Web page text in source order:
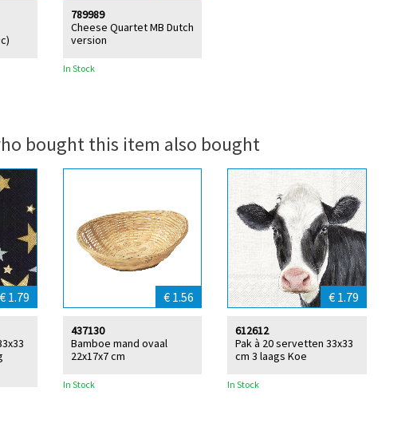
Cheese Quartet MB Dutch
version
789989
In Stock
bought this item also bought
€ 1.79 € 1.56
Bamboe mand ovaal
22x17x7 cm
437130
In Stock
€ 1.79
Pak à 20 servetten 33x33
cm 3 laags Koe
612612
In Stock